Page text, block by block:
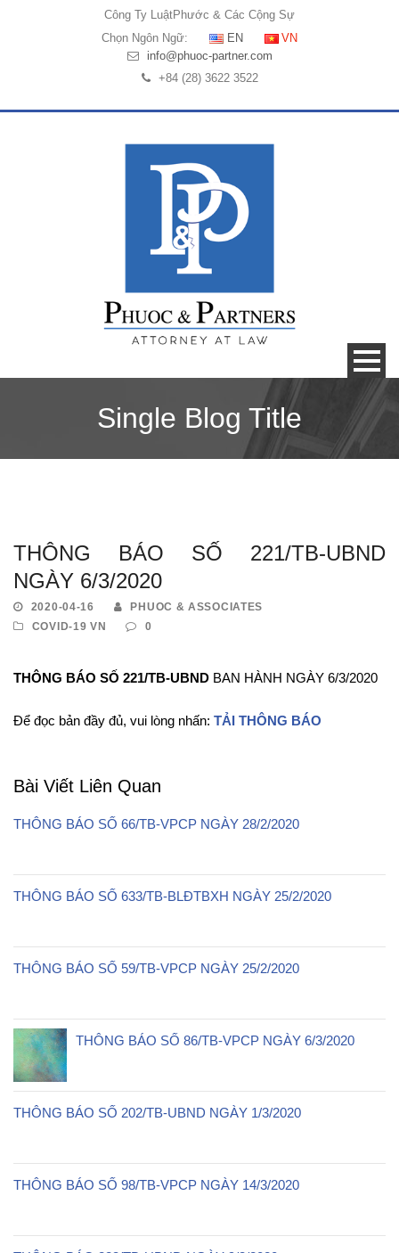
Công Ty LuậtPhước & Các Cộng Sự
Chọn Ngôn Ngữ:
EN
VN
info@phuoc-partner.com
+84 (28) 3622 3522
Single Blog Title
THÔNG BÁO SỐ 221/TB-UBND
NGÀY 6/3/2020
2020-04-16
PHUOC & ASSOCIATES
COVID-19 VN
0
THÔNG BÁO SỐ 221/TB-UBND BAN HÀNH NGÀY 6/3/2020
Để đọc bản đầy đủ, vui lòng nhấn: TẢI THÔNG BÁO
Bài Viết Liên Quan
THÔNG BÁO SỐ 66/TB-VPCP NGÀY 28/2/2020
THÔNG BÁO SỐ 633/TB-BLĐTBXH NGÀY 25/2/2020
THÔNG BÁO SỐ 59/TB-VPCP NGÀY 25/2/2020
THÔNG BÁO SỐ 86/TB-VPCP NGÀY 6/3/2020
THÔNG BÁO SỐ 202/TB-UBND NGÀY 1/3/2020
THÔNG BÁO SỐ 98/TB-VPCP NGÀY 14/3/2020